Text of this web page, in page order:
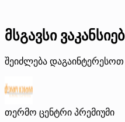
მსგავსი
შეიძლება დაგაინტერესოთ
თერმო ცენტრი პრემიუმი